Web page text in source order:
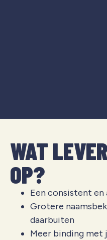
WAT
OP?
Een consistent
Grotere
daarbuiten
Meer binding met